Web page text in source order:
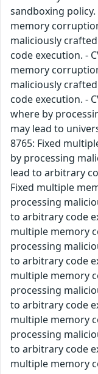
sandboxing policy.
memory
maliciously
code execution. -
memory
maliciously
code execution. -
where by
may lead to
8765: Fixed
by processing
lead to arbitrary
Fixed multiple
processing
to arbitrary code
multiple memory
processing
to arbitrary code
multiple memory
processing
to arbitrary code
multiple memory
processing
to arbitrary code
multiple memory